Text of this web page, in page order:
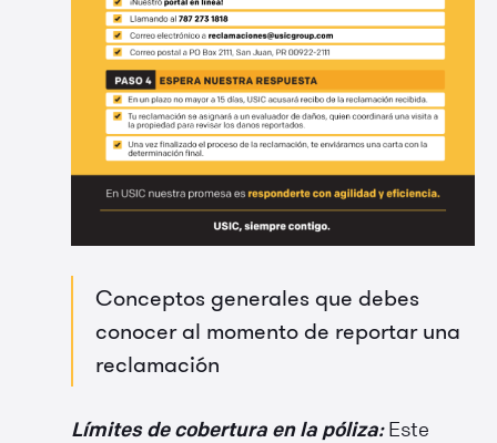
Conceptos generales que debes
conocer al momento de reportar una
reclamación
Límites de cobertura en la póliza: Este